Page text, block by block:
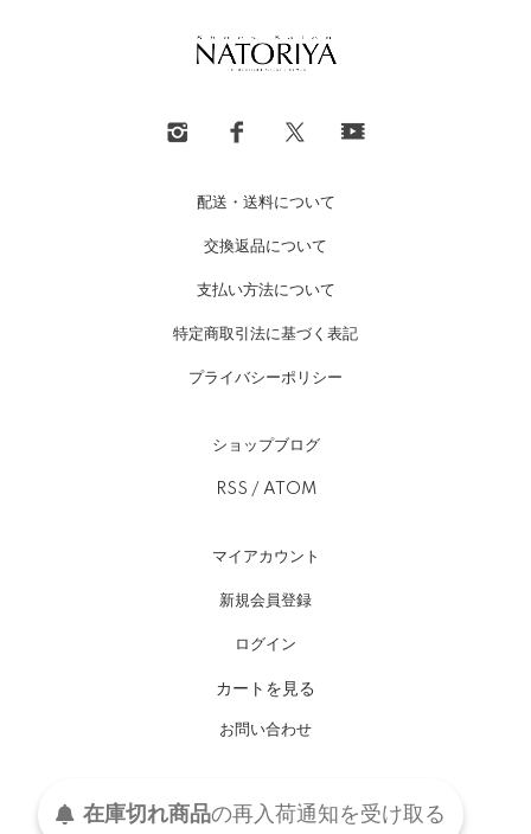
配送・送料について
交換返品について
支払い方法について
特定商取引法に基づく表記
プライバシーポリシー
ショップブログ
RSS / ATOM
マイアカウント
新規会員登録
ログイン
カートを見る
お問い合わせ
Shoes Salon NATORIYA Copyright (C) 1995-2024
有限会社シューズサロンなとりや All Rights Reserved.
在庫切れ商品の再入荷通知を受け取る